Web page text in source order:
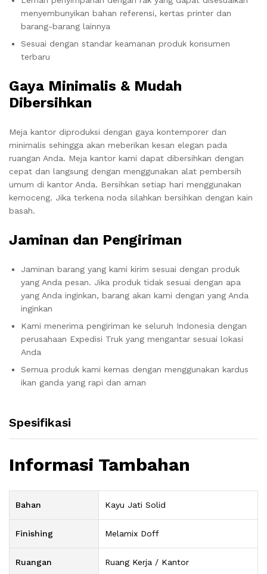
menyembunyikan bahan referensi, kertas printer dan
barang-barang lainnya
Sesuai dengan standar keamanan produk konsumen
terbaru
Gaya Minimalis & Mudah
Dibersihkan
Meja kantor diproduksi dengan gaya kontemporer dan
minimalis sehingga akan meberikan kesan elegan pada
ruangan Anda. Meja kantor kami dapat dibersihkan dengan
cepat dan langsung dengan menggunakan alat pembersih
umum di kantor Anda. Bersihkan setiap hari menggunakan
kemoceng. Jika terkena noda silahkan bersihkan dengan kain
basah.
Jaminan dan Pengiriman
Jaminan barang yang kami kirim sesuai dengan produk
yang Anda pesan. Jika produk tidak sesuai dengan apa
yang Anda inginkan, barang akan kami dengan yang Anda
inginkan
Kami menerima pengiriman ke seluruh Indonesia dengan
perusahaan Expedisi Truk yang mengantar sesuai lokasi
Anda
Semua produk kami kemas dengan menggunakan kardus
ikan ganda yang rapi dan aman
Spesifikasi
Informasi Tambahan
Bahan Kayu Jati Solid
Finishing Melamix Doff
Ruangan Ruang Kerja / Kantor